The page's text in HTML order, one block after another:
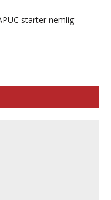
starter nemlig